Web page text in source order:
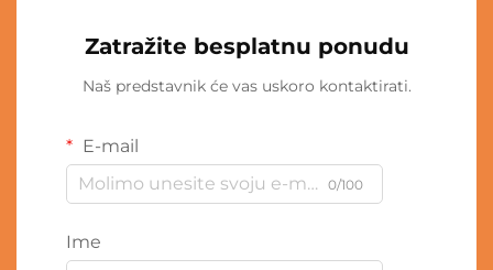
Zatražite besplatnu ponudu
Naš predstavnik će vas uskoro kontaktirati.
E-mail
0/100
Ime